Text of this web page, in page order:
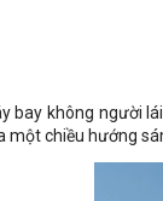
bay không người
một chiều hướng